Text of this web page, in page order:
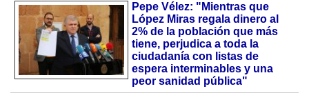
Pepe Vélez: "Mientras que
López Miras regala dinero al
2% de la población que más
tiene, perjudica a toda la
ciudadanía con listas de
espera interminables y una
peor sanidad pública"